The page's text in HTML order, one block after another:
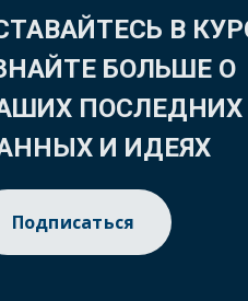
В
БОЛЬШЕ О
ПОСЛЕДНИХ
И ИДЕЯХ
Подписаться